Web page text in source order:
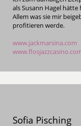
als Susann Hagel
Allem was sie mir
profitieren werde.
www.jackmarsina.com
Sofia Pisching